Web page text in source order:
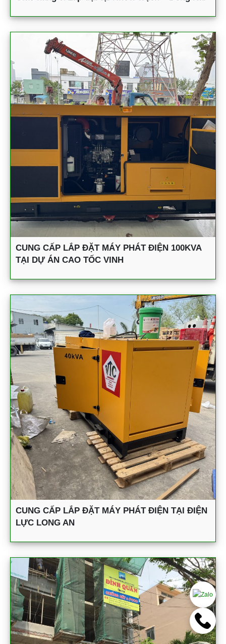
CUNG CẤP LẮP ĐẶT MÁY PHÁT ĐIỆN 100KVA
TẠI DỰ ÁN CAO TỐC VINH
CUNG CẤP LẮP ĐẶT MÁY PHÁT ĐIỆN TẠI ĐIỆN
LỰC LONG AN